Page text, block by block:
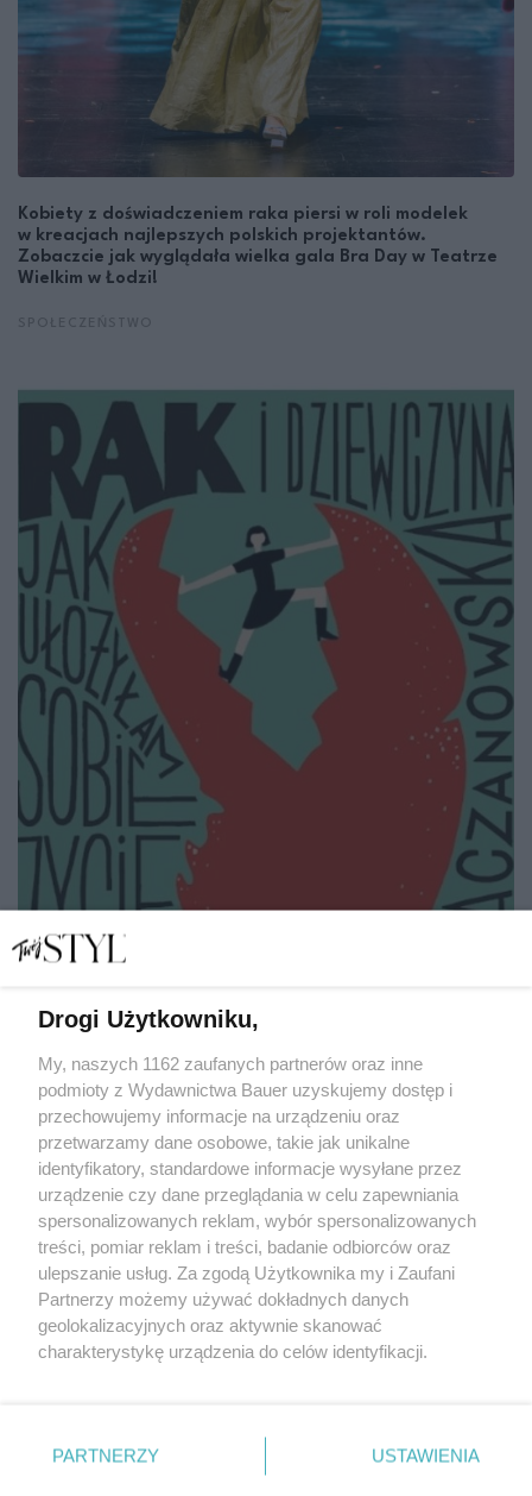
Kobiety z doświadczeniem raka piersi w roli modelek
w kreacjach najlepszych polskich projektantów.
Zobaczcie jak wyglądała wielka gala Bra Day w Teatrze
Wielkim w Łodzi!
"Mam 44 lata i pochodzę z długowiecznej rodziny..."
z rakiem
MARTA ROGACEWICZ
RECENZJE
POLITYKA PRYWATNOŚCI
Drogi Użytkowniku,
My, naszych 1162 zaufanych partnerów oraz inne
podmioty z Wydawnictwa Bauer uzyskujemy dostęp i
przechowujemy informacje na urządzeniu oraz
przetwarzamy dane osobowe, takie jak unikalne
identyfikatory, standardowe informacje wysyłane przez
urządzenie czy dane przeglądania w celu zapewniania
spersonalizowanych reklam, wybór spersonalizowanych
treści, pomiar reklam i treści, badanie odbiorców oraz
ulepszanie usług. Za zgodą Użytkownika my i Zaufani
Partnerzy możemy używać dokładnych danych
geolokalizacyjnych oraz aktywnie skanować
charakterystykę urządzenia do celów identyfikacji.
zmienić/wycofać klikając przycisk ustawień prywatności
znajdujący się w lewym dolnym rogu strony
PARTNERZY USTAWIENIA